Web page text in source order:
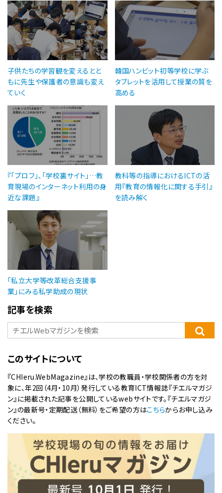
子供たちの学習観を変えるとと
もに先生や保護者の意識も変え
ていく
韓国ハンビット初等学校に学ぶ
タブレットを活用して授業の質を
高める
『「プロフ」、「学校裏サイト」…教
育現場のインターネット利用の身
近な課題』
教科等の指導におけるICTの活
用『教育の情報化に関する手引』
を読み解く
「私立大学等改革総合支援事
業」にみる私学助成の現状
記事を検索
このサイトについて
『CHIeru.WebMagazine』は、学校の教職員・学校関係者の方を対
象に、年2回（4月・10月）発行している教育ICT情報誌『チエルマガジ
ン』に掲載された記事を公開しているwebサイトです。『チエルマガジ
ン』の最新号・定期配送（無料）をご希望の方はこちらからお申し込み
ください。